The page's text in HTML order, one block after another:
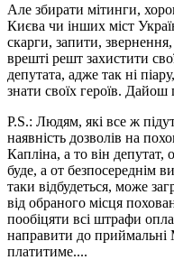
Але збирати мітинги,
Києва чи інших міст
скарги, запити,
врешті решт захистити
депутата, адже так ні
знати своїх героїв. Дайош
P.S.: Людям, які все ж
наявність дозволів на
Капліна, а то він депутат,
буде, а от безпосереднім
таки відбудеться, може
від обраного місця
пообіцяти всі штрафи
направити до
платитиме....